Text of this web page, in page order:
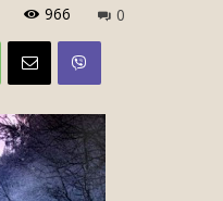
966 0